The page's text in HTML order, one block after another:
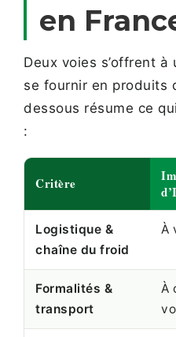
en
Deux voies s’offrent
se fournir en produits
dessous résume ce
:
Critère
Logistique &
chaîne du froid
À
Formalités &
transport
À